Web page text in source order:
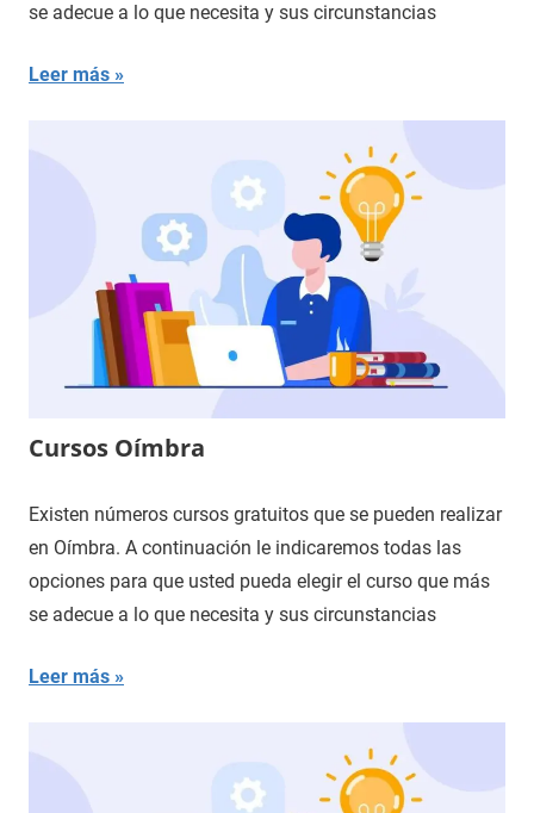
se adecue a lo que necesita y sus circunstancias
Leer más
Cursos Oímbra
Existen números cursos gratuitos que se pueden realizar
en Oímbra. A continuación le indicaremos todas las
opciones para que usted pueda elegir el curso que más
se adecue a lo que necesita y sus circunstancias
Leer más